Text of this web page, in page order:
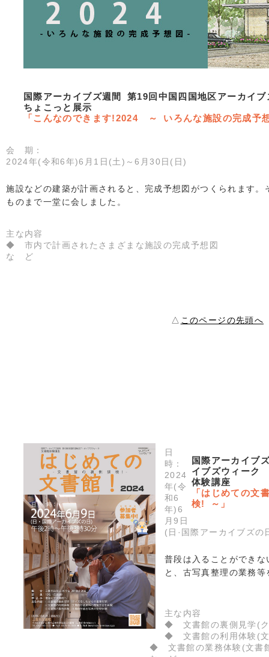
国際アーカイブズ週間 第19回中国四国地区アーカイブ
ちょこっと展示
「こんなのできます!2024 ～ いろんな施設の完成予
会 期：
2024年(令和6年)6月1日(土)～6月30日(日)
施設などの建築が計画されると、完成予想図がつくられます
ものまで一堂に会しました。
主な内容
◆ 市内で計画されたさまざまな施設の完成予想図
な ど
△ このページの先頭へ
国際アーカイブ
イブズウィーク
体験講座
「はじめての
検! ～」
日
時：
2024
年(令
和6
年)6
月9日
(日·国際アーカイブズ
普段は入ることができ
と、古写真整理の業務
主な内容
◆ 文書館の裏側見学(ク
◆ 文書館の利用体験(文
◆ 文書館の業務体験(文書